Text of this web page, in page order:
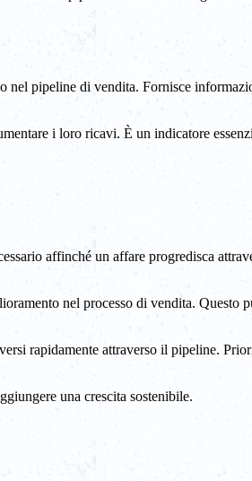
nel pipeline di vendita. Fornisce
i loro ricavi. È un indicatore
affinché un affare progredisca
nel processo di vendita. Questo
rapidamente attraverso il pipeline.
una crescita sostenibile.